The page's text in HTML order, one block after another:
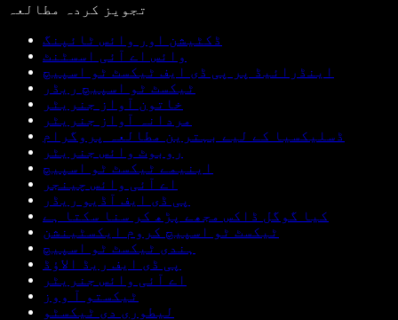
تجویز کردہ مطالعہ
ڈکٹیشن اور وائس ٹائپنگ
وائس اے آئی اسسٹنٹ
اینڈرائیڈ پر پی ڈی ایف ٹیکسٹ ٹو اسپیچ
ٹیکسٹ ٹو اسپیچ ریڈر
خاتون آواز جنریٹر
مردانہ آواز جنریٹر
ڈسلیکسیا کے لیے بہترین مطالعہ پروگرام
روبوٹ وائس جنریٹر
اینیمے ٹیکسٹ ٹو اسپیچ
اے آئی وائس چینجر
پی ڈی ایف آڈیو ریڈر
کیا گوگل ڈاکس مجھے پڑھ کر سنا سکتا ہے
ٹیکسٹ ٹو اسپیچ کروم ایکسٹینشن
ہندی ٹیکسٹ ٹو اسپیچ
پی ڈی ایف ریڈ الاؤڈ
اے آئی وائس جنریٹر
ٹیکستو آ ووز
لیطوری دی ٹیکسٹو